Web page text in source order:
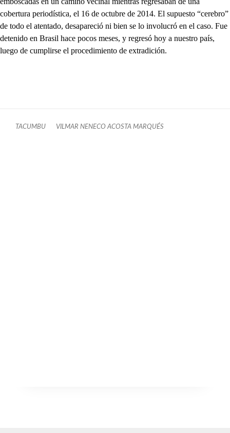
cobertura periodística, el 16 de octubre de 2014. El supuesto “cerebro”
de todo el atentado, desapareció ni bien se lo involucró en el caso. Fue
detenido en Brasil hace pocos meses, y regresó hoy a nuestro país,
luego de cumplirse el procedimiento de extradición.
TACUMBU VILMAR NENECO ACOSTA MARQUÉS